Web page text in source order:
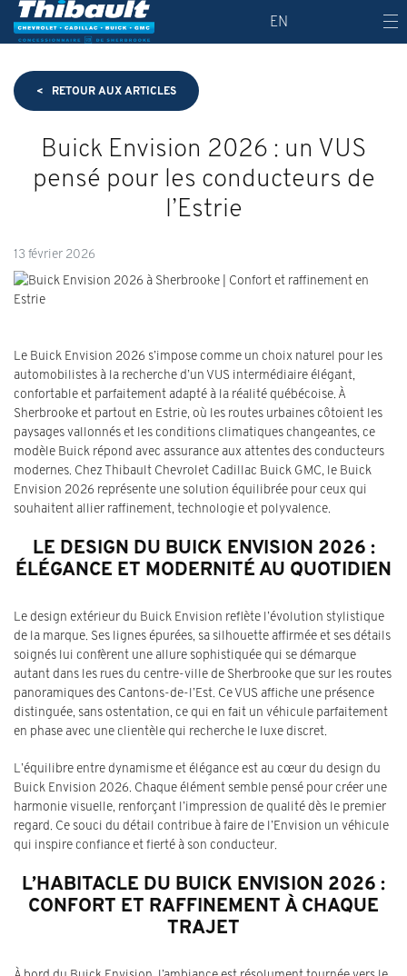
EN
< RETOUR AUX ARTICLES
Buick Envision 2026 : un VUS
pensé pour les conducteurs de
l’Estrie
13 février 2026
Le Buick Envision 2026 s’impose comme un choix naturel pour les
automobilistes à la recherche d’un VUS intermédiaire élégant,
confortable et parfaitement adapté à la réalité québécoise. À
Sherbrooke et partout en Estrie, où les routes urbaines côtoient les
paysages vallonnés et les conditions climatiques changeantes, ce
modèle Buick répond avec assurance aux attentes des conducteurs
modernes. Chez Thibault Chevrolet Cadillac Buick GMC, le Buick
Envision 2026 représente une solution équilibrée pour ceux qui
souhaitent allier raffinement, technologie et polyvalence.
LE DESIGN DU BUICK ENVISION 2026 :
ÉLÉGANCE ET MODERNITÉ AU QUOTIDIEN
Le design extérieur du Buick Envision reflète l’évolution stylistique
de la marque. Ses lignes épurées, sa silhouette affirmée et ses détails
soignés lui confèrent une allure sophistiquée qui se démarque
autant dans les rues du centre-ville de Sherbrooke que sur les routes
panoramiques des Cantons-de-l’Est. Ce VUS affiche une présence
distinguée, sans ostentation, ce qui en fait un véhicule parfaitement
en phase avec une clientèle qui recherche le luxe discret.
L’équilibre entre dynamisme et élégance est au cœur du design du
Buick Envision 2026. Chaque élément semble pensé pour créer une
harmonie visuelle, renforçant l’impression de qualité dès le premier
regard. Ce souci du détail contribue à faire de l’Envision un véhicule
qui inspire confiance et fierté à son conducteur.
L’HABITACLE DU BUICK ENVISION 2026 :
CONFORT ET RAFFINEMENT À CHAQUE
TRAJET